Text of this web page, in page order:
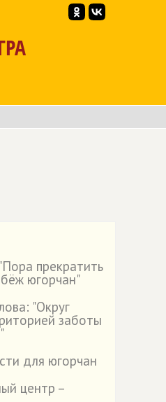
прекратить
югорчан"
"Округ
заботы
для югорчан
центр –